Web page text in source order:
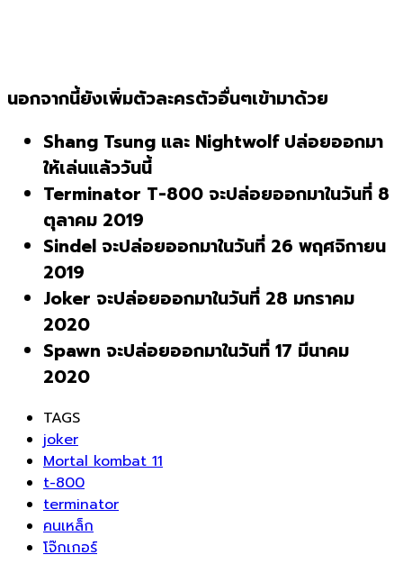
นอกจากนี้ยังเพิ่มตัวละครตัวอื่นๆเข้ามาด้วย
Shang Tsung และ Nightwolf ปล่อยออกมา
ให้เล่นแล้ววันนี้
Terminator T-800 จะปล่อยออกมาในวันที่ 8
ตุลาคม 2019
Sindel จะปล่อยออกมาในวันที่ 26 พฤศจิกายน
2019
Joker จะปล่อยออกมาในวันที่ 28 มกราคม
2020
Spawn จะปล่อยออกมาในวันที่ 17 มีนาคม
2020
TAGS
joker
Mortal kombat 11
t-800
terminator
คนเหล็ก
โจ๊กเกอร์